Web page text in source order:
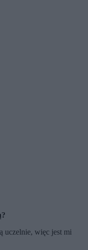
uczelnie, więc jest mi